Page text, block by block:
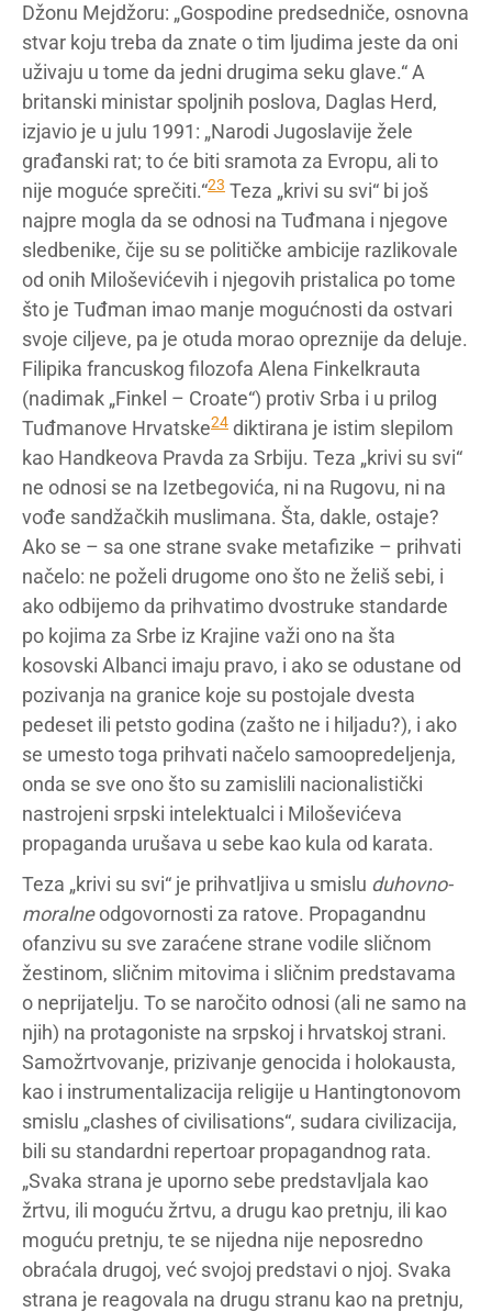
Džonu Mejdžoru: „Gospodine predsedniče, osnovna
stvar koju treba da znate o tim ljudima jeste da oni
uživaju u tome da jedni drugima seku glave.“ A
britanski ministar spoljnih poslova, Daglas Herd,
izjavio je u julu 1991: „Narodi Jugoslavije žele
građanski rat; to će biti sramota za Evropu, ali to
nije moguće sprečiti.“23 Teza „krivi su svi“ bi još
najpre mogla da se odnosi na Tuđmana i njegove
sledbenike, čije su se političke ambicije razlikovale
od onih Miloševićevih i njegovih pristalica po tome
što je Tuđman imao manje mogućnosti da ostvari
svoje ciljeve, pa je otuda morao opreznije da deluje.
Filipika francuskog filozofa Alena Finkelkrauta
(nadimak „Finkel – Croate“) protiv Srba i u prilog
Tuđmanove Hrvatske24 diktirana je istim slepilom
kao Handkeova Pravda za Srbiju. Teza „krivi su svi“
ne odnosi se na Izetbegovića, ni na Rugovu, ni na
vođe sandžačkih muslimana. Šta, dakle, ostaje?
Ako se – sa one strane svake metafizike – prihvati
načelo: ne poželi drugome ono što ne želiš sebi, i
ako odbijemo da prihvatimo dvostruke standarde
po kojima za Srbe iz Krajine važi ono na šta
kosovski Albanci imaju pravo, i ako se odustane od
pozivanja na granice koje su postojale dvesta
pedeset ili petsto godina (zašto ne i hiljadu?), i ako
se umesto toga prihvati načelo samoopredeljenja,
onda se sve ono što su zamislili nacionalistički
nastrojeni srpski intelektualci i Miloševićeva
propaganda urušava u sebe kao kula od karata.
Teza „krivi su svi“ je prihvatljiva u smislu duhovno-
moralneodgovornosti za ratove. Propagandnu
ofanzivu su sve zaraćene strane vodile sličnom
žestinom, sličnim mitovima i sličnim predstavama
o neprijatelju. To se naročito odnosi (ali ne samo na
njih) na protagoniste na srpskoj i hrvatskoj strani.
Samožrtvovanje, prizivanje genocida i holokausta,
kao i instrumentalizacija religije u Hantingtonovom
smislu „clashes of civilisations“, sudara civilizacija,
bili su standardni repertoar propagandnog rata.
„Svaka strana je uporno sebe predstavljala kao
žrtvu, ili moguću žrtvu, a drugu kao pretnju, ili kao
moguću pretnju, te se nijedna nije neposredno
obraćala drugoj, već svojoj predstavi o njoj. Svaka
strana je reagovala na drugu stranu kao na pretnju,